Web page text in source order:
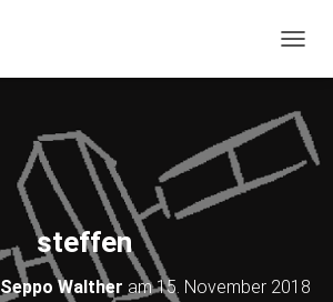
steffen
Seppo Walther am15. November 2018